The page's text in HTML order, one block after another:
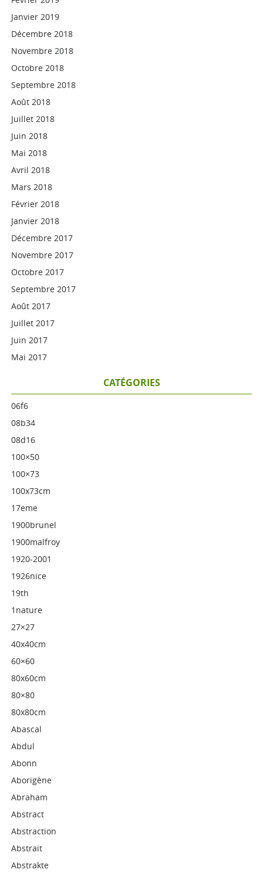
Janvier 2019
Décembre 2018
Novembre 2018
Octobre 2018
Septembre 2018
Août 2018
Juillet 2018
Juin 2018
Mai 2018
Avril 2018
Mars 2018
Février 2018
Janvier 2018
Décembre 2017
Novembre 2017
Octobre 2017
Septembre 2017
Août 2017
Juillet 2017
Juin 2017
Mai 2017
CATÉGORIES
06f6
08b34
08d16
100×50
100×73
100x73cm
17eme
1900brunel
1900malfroy
1920-2001
1926nice
19th
1nature
27×27
40x40cm
60×60
80x60cm
80×80
80x80cm
Abascal
Abdul
Abonn
Aborigène
Abraham
Abstract
Abstraction
Abstrait
Abstrakte